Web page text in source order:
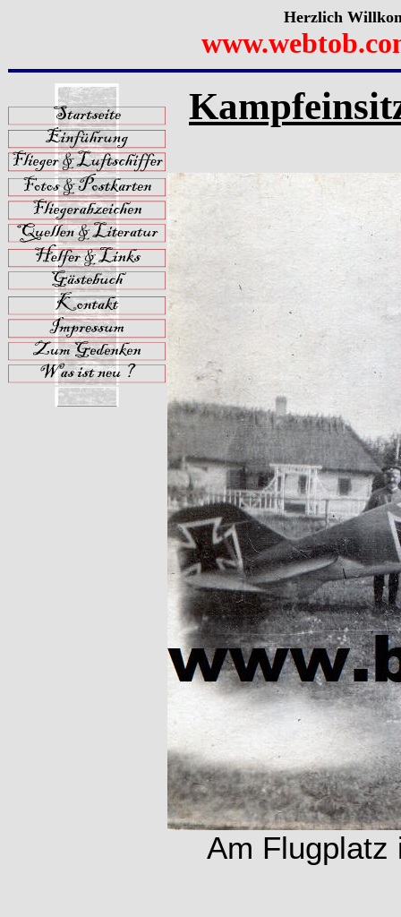
Herzlich
Am Flugplatz